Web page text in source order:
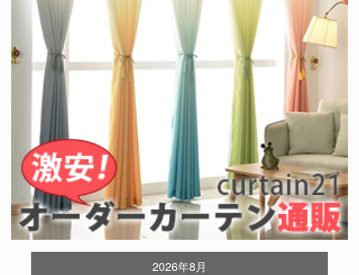
2026年8月